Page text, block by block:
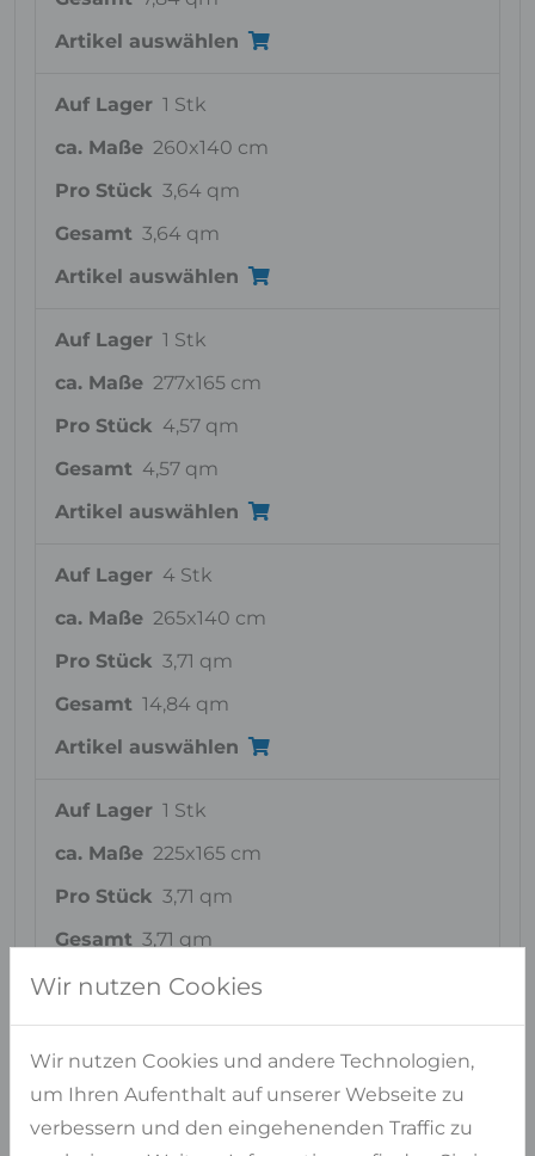
Artikel auswählen
Auf Lager 1 Stk
ca. Maße 260x140 cm
Pro Stück 3,64 qm
Gesamt 3,64 qm
Artikel auswählen
Auf Lager 1 Stk
ca. Maße 277x165 cm
Pro Stück 4,57 qm
Gesamt 4,57 qm
Artikel auswählen
Auf Lager 4 Stk
ca. Maße 265x140 cm
Pro Stück 3,71 qm
Gesamt 14,84 qm
Artikel auswählen
Auf Lager 1 Stk
ca. Maße 225x165 cm
Pro Stück 3,71 qm
Gesamt 3,71 qm
Artikel auswählen
Ähnliche Materialien
FÜR RAINBOW
Wir nutzen Cookies
Wir nutzen Cookies und andere Technologien,
um Ihren Aufenthalt auf unserer Webseite zu
verbessern und den eingehenenden Traffic zu